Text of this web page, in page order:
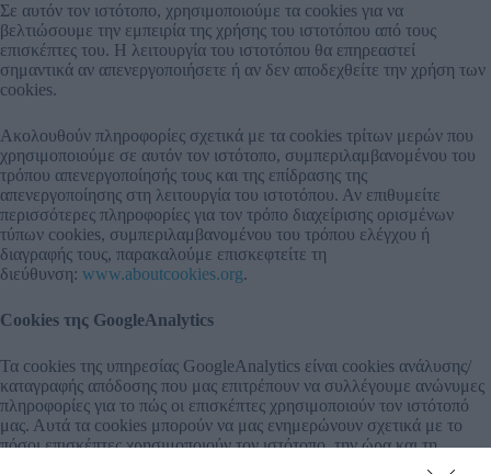
Σε αυτόν τον ιστότοπο, χρησιμοποιούμε τα cookies για να
βελτιώσουμε την εμπειρία της χρήσης του ιστοτόπου από τους
επισκέπτες του. Η λειτουργία του ιστοτόπου θα επηρεαστεί
σημαντικά αν απενεργοποιήσετε ή αν δεν αποδεχθείτε την χρήση των
cookies.
Ακολουθούν πληροφορίες σχετικά με τα cookies τρίτων μερών που
χρησιμοποιούμε σε αυτόν τον ιστότοπο, συμπεριλαμβανομένου του
τρόπου απενεργοποίησής τους και της επίδρασης της
απενεργοποίησης στη λειτουργία του ιστοτόπου. Αν επιθυμείτε
περισσότερες πληροφορίες για τον τρόπο διαχείρισης ορισμένων
τύπων cookies, συμπεριλαμβανομένου του τρόπου ελέγχου ή
διαγραφής τους, παρακαλούμε επισκεφτείτε τη
διεύθυνση: www.aboutcookies.org.
Cookies της GoogleAnalytics
Τα cookies της υπηρεσίας GoogleAnalytics είναι cookies ανάλυσης/
καταγραφής απόδοσης που μας επιτρέπουν να συλλέγουμε ανώνυμες
πληροφορίες για το πώς οι επισκέπτες χρησιμοποιούν τον ιστότοπό
μας. Αυτά τα cookies μπορούν να μας ενημερώνουν σχετικά με το
πόσοι επισκέπτες χρησιμοποιούν τον ιστότοπο, την ώρα και τη